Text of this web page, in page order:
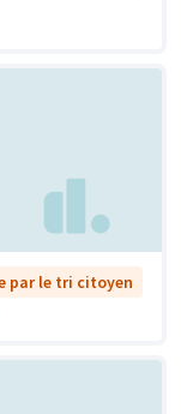
par le tri citoyen